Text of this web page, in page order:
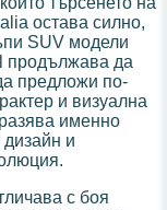
остава силно,
SUV модели
продължава да
предложи по-
и визуална
именно
дизайн и
с боя